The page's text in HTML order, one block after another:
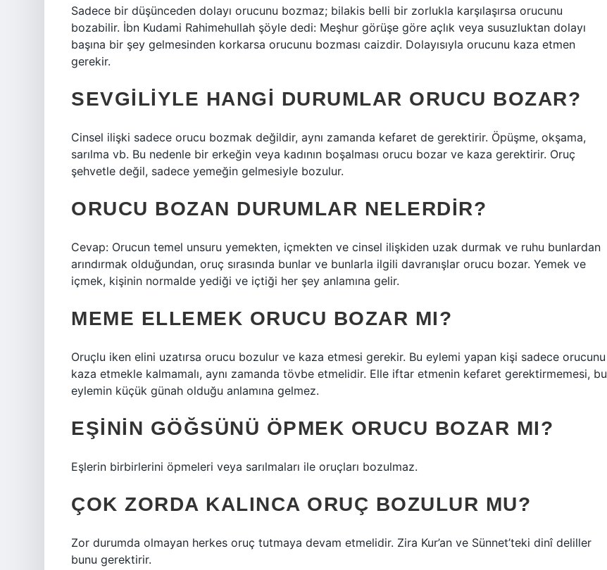
Sadece bir düşünceden dolayı orucunu bozmaz; bilakis belli bir zorlukla karşılaşırsa orucunu
bozabilir. İbn Kudami Rahimehullah şöyle dedi: Meşhur görüşe göre açlık veya susuzluktan dolayı
başına bir şey gelmesinden korkarsa orucunu bozması caizdir. Dolayısıyla orucunu kaza etmen
gerekir.
SEVGILIYLE HANGI DURUMLAR ORUCU BOZAR?
Cinsel ilişki sadece orucu bozmak değildir, aynı zamanda kefaret de gerektirir. Öpüşme, okşama,
sarılma vb. Bu nedenle bir erkeğin veya kadının boşalması orucu bozar ve kaza gerektirir. Oruç
şehvetle değil, sadece yemeğin gelmesiyle bozulur.
ORUCU BOZAN DURUMLAR NELERDIR?
Cevap: Orucun temel unsuru yemekten, içmekten ve cinsel ilişkiden uzak durmak ve ruhu bunlardan
arındırmak olduğundan, oruç sırasında bunlar ve bunlarla ilgili davranışlar orucu bozar. Yemek ve
içmek, kişinin normalde yediği ve içtiği her şey anlamına gelir.
MEME ELLEMEK ORUCU BOZAR MI?
Oruçlu iken elini uzatırsa orucu bozulur ve kaza etmesi gerekir. Bu eylemi yapan kişi sadece orucunu
kaza etmekle kalmamalı, aynı zamanda tövbe etmelidir. Elle iftar etmenin kefaret gerektirmemesi, bu
eylemin küçük günah olduğu anlamına gelmez.
EŞININ GÖĞSÜNÜ ÖPMEK ORUCU BOZAR MI?
Eşlerin birbirlerini öpmeleri veya sarılmaları ile oruçları bozulmaz.
ÇOK ZORDA KALINCA ORUÇ BOZULUR MU?
Zor durumda olmayan herkes oruç tutmaya devam etmelidir. Zira Kur’an ve Sünnet’teki dinî deliller
bunu gerektirir.